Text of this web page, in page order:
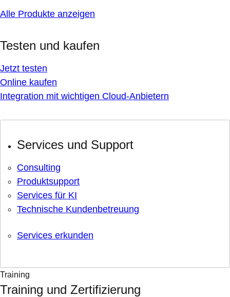
Alle Produkte anzeigen
Testen und kaufen
Jetzt testen
Online kaufen
Integration mit wichtigen Cloud-Anbietern
Services und Support
Consulting
Produktsupport
Services für KI
Technische Kundenbetreuung
Services erkunden
Training
Training und Zertifizierung